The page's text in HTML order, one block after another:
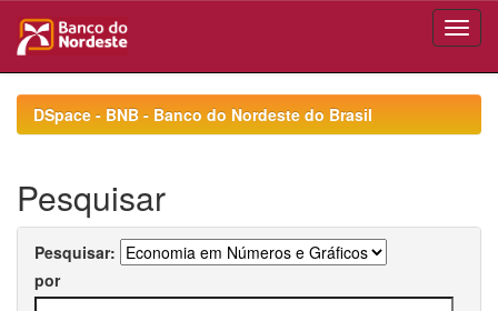
navigationDSpace - BNB - Banco do Nordeste do Brasil
Pesquisar
Pesquisar:
por